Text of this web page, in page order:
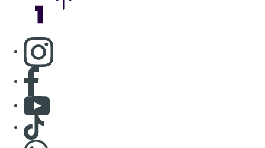
Consulter page Instagram
Consulter page Facebook
Consulter Youtube
Consulter TikTok